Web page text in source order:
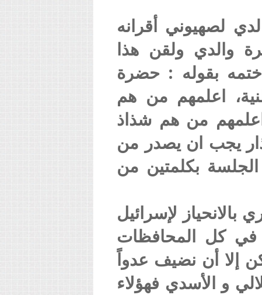
لصهيوني أقرانه
والدي ولقن هذا
بقوله : حضرة
اعلمهم من هم
من هم شذاذ
يجب ان يصدر من
بكلمتين من
لإسرائيل
في كل المحافظات
إلا أن نضيف عدواً
و الأسدي فهؤلاء